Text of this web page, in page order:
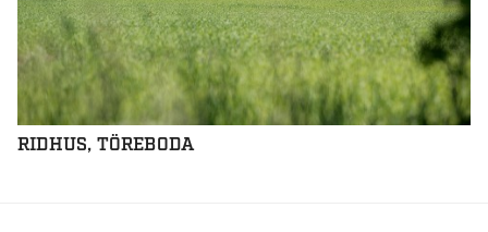
RIDHUS, TÖREBODA